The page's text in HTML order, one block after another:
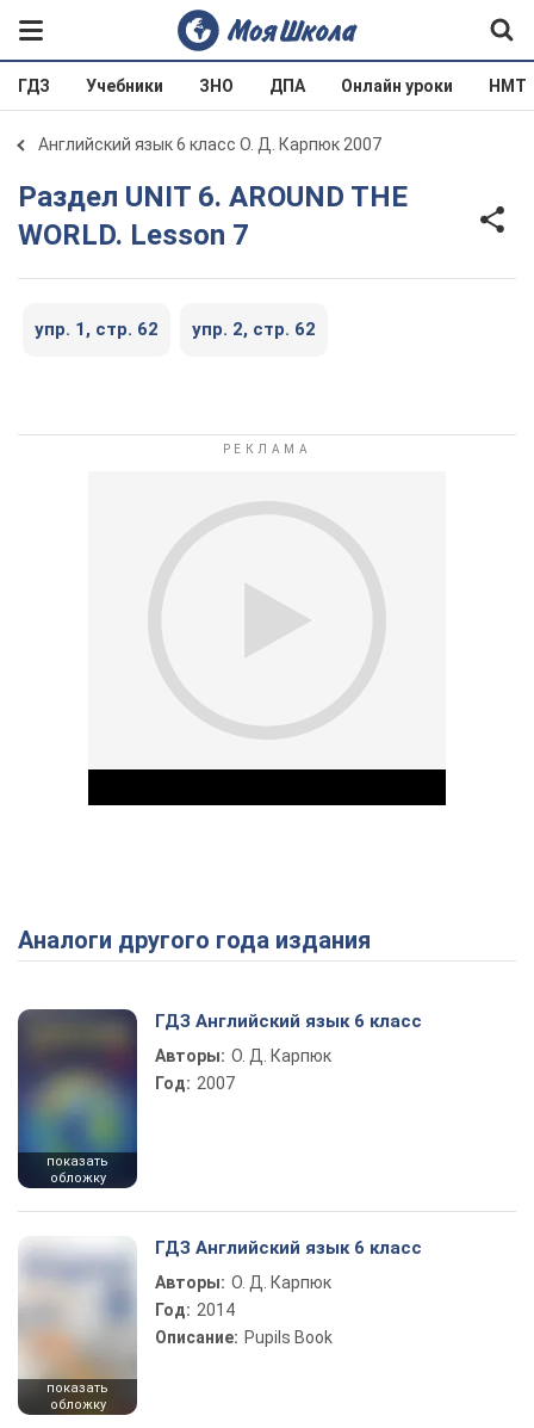
ГДЗ Учебники ЗНО ДПА Онлайн уроки НМТ
Английский язык 6 класс О. Д. Карпюк 2007
Раздел UNIT 6. AROUND THE
WORLD. Lesson 7
упр. 1, стр. 62 упр. 2, стр. 62
Play Video
Аналоги другого года издания
показать
обложку
ГДЗ Английский язык 6 класс
Авторы: О. Д. Карпюк
Год: 2007
показать
обложку
ГДЗ Английский язык 6 класс
Авторы: О. Д. Карпюк
Год: 2014
Описание: Pupils Book